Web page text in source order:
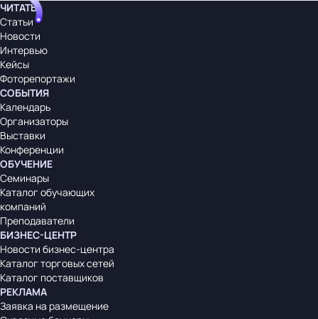
ЧИТАТЬ
Статьи
Новости
Интервью
Кейсы
Фоторепортажи
СОБЫТИЯ
Календарь
Организаторы
Выставки
Конференции
ОБУЧЕНИЕ
Семинары
Каталог обучающих
компаний
Преподаватели
БИЗНЕС-ЦЕНТР
Новости бизнес-центра
Каталог торговых сетей
Каталог поставщиков
РЕКЛАМА
Заявка на размещение